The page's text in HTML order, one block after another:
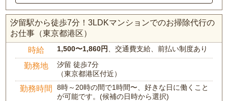
汐留駅から徒歩7分！3LDKマンションでのお掃除代行の
お仕事（東京都港区）
時給 1,500〜1,860円 、交通費支給、前払い制度あり
勤務地
汐留 徒歩7分
（東京都港区付近）
勤務時間
8時～20時の間で1時間〜、好きな日に働くこと
が可能です。(候補の日時から選択)